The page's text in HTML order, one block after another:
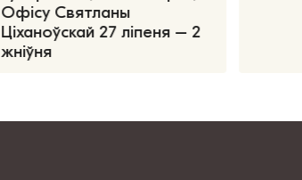
Офісу Святланы
Ціханоўскай 27 ліпеня – 2
жніўня